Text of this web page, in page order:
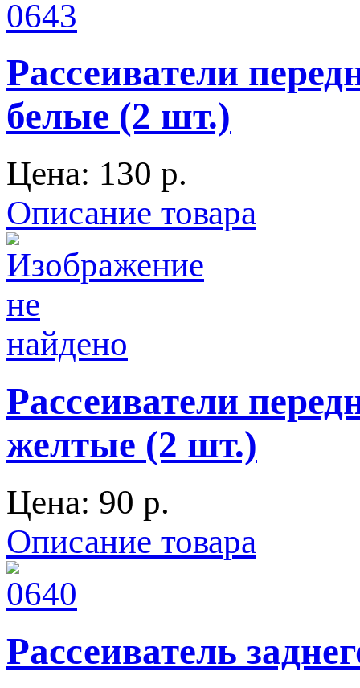
Рассеиватели
белые (2 шт.)
Цена: 130 p.
Описание товара
Рассеиватели
желтые (2 шт.)
Цена: 90 p.
Описание товара
Рассеиватель